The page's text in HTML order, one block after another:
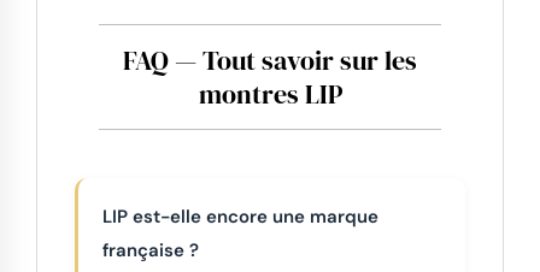
FAQ — Tout savoir sur les
montres LIP
LIP est-elle encore une marque
française ?